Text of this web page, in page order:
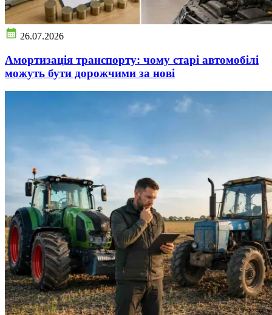
26.07.2026
Амортизація транспорту: чому старі автомобілі
можуть бути дорожчими за нові